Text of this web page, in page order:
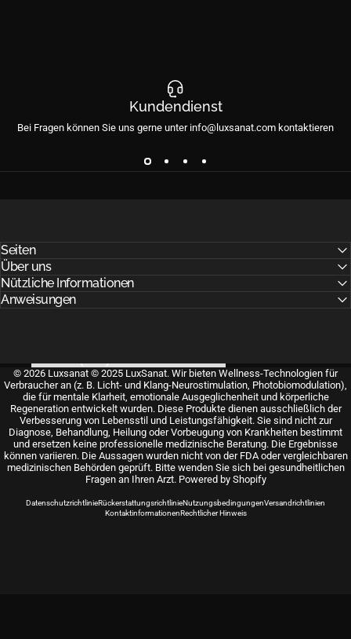
Kundendienst
Bei Fragen können Sie uns gerne unter info@luxsanat.com kontaktieren
Seiten
Über uns
Nützliche Informationen
Anweisungen
© 2026 Luxsanat © 2025 LuxSanat. Wir bieten Wellness-Technologien für
Verbraucher an (z. B. Licht- und Klang-Neurostimulation, Photobiomodulation),
die für mentale Klarheit, emotionale Ausgeglichenheit und körperliche
Regeneration entwickelt wurden. Diese Produkte dienen ausschließlich der
Verbesserung von Lebensstil und Leistungsfähigkeit. Sie sind nicht zur
Diagnose, Behandlung, Heilung oder Vorbeugung von Krankheiten bestimmt
und ersetzen keine professionelle medizinische Beratung. Die Ergebnisse
können variieren. Die Aussagen wurden nicht von der FDA oder vergleichbaren
medizinischen Behörden geprüft. Bitte wenden Sie sich bei gesundheitlichen
Fragen an Ihren Arzt. Powered by Shopify
DatenschutzrichtlinieRückerstattungsrichtlinieNutzungsbedingungenVersandrichtlinien
KontaktinformationenRechtlicher Hinweis